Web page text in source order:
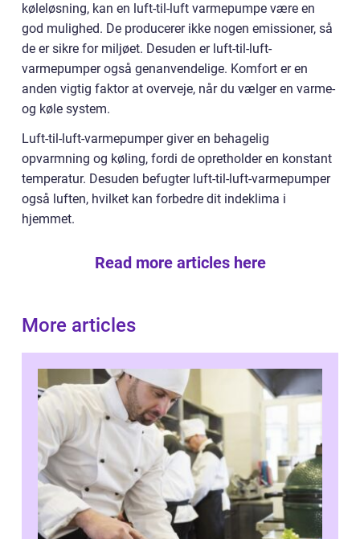
køleløsning, kan en luft-til-luft varmepumpe være en
god mulighed. De producerer ikke nogen emissioner, så
de er sikre for miljøet. Desuden er luft-til-luft-
varmepumper også genanvendelige. Komfort er en
anden vigtig faktor at overveje, når du vælger en varme-
og køle system.
Luft-til-luft-varmepumper giver en behagelig
opvarmning og køling, fordi de opretholder en konstant
temperatur. Desuden befugter luft-til-luft-varmepumper
også luften, hvilket kan forbedre dit indeklima i
hjemmet.
Read more articles here
More articles